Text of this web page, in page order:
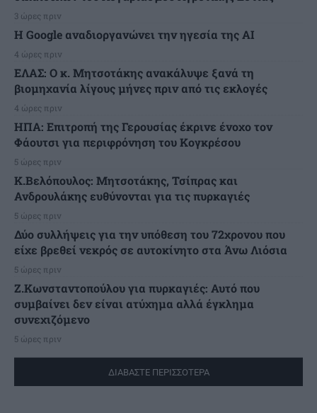
3 ώρες πριν
H Google αναδιοργανώνει την ηγεσία της AI
4 ώρες πριν
ΕΛΑΣ: Ο κ. Μητσοτάκης ανακάλυψε ξανά τη
βιομηχανία λίγους μήνες πριν από τις εκλογές
4 ώρες πριν
ΗΠΑ: Επιτροπή της Γερουσίας έκρινε ένοχο τον
Φάουτσι για περιφρόνηση του Κογκρέσου
5 ώρες πριν
K.Βελόπουλος: Μητσοτάκης, Τσίπρας και
Ανδρουλάκης ευθύνονται για τις πυρκαγιές
5 ώρες πριν
Δύο συλλήψεις για την υπόθεση του 72χρονου που
είχε βρεθεί νεκρός σε αυτοκίνητο στα Άνω Λιόσια
5 ώρες πριν
Ζ.Κωνσταντοπούλου για πυρκαγιές: Αυτό που
συμβαίνει δεν είναι ατύχημα αλλά έγκλημα
συνεχιζόμενο
5 ώρες πριν
ΔΙΑΒΑΣΤΕ ΠΕΡΙΣΣΟΤΕΡΑ